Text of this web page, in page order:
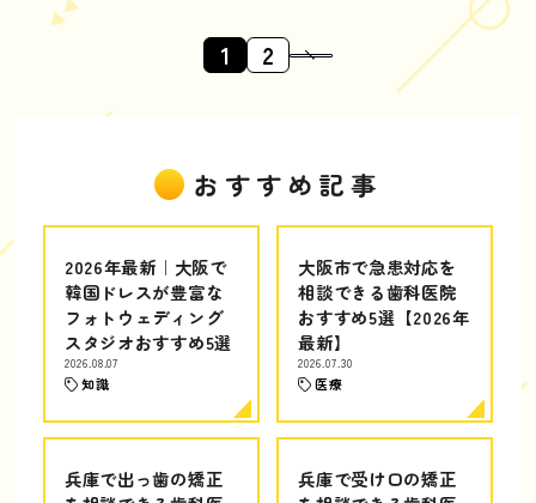
1 2
おすすめ記事
2026年最新｜大阪で
韓国ドレスが豊富な
フォトウェディング
スタジオおすすめ5選
2026.08.07
知識
大阪市で急患対応を
相談できる歯科医院
おすすめ5選【2026年
最新】
2026.07.30
医療
兵庫で出っ歯の矯正
兵庫で受け口の矯正